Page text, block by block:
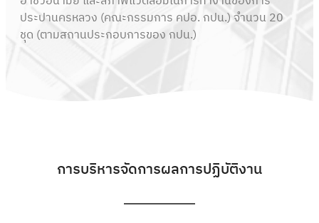
ประปานครหลวง (คณะกรรมการ คปอ. กปน.) จำนวน 20
ชุด (ตามสถานประกอบการของ กปน.)
การบริหารจัดการผลการปฏิบัติงาน